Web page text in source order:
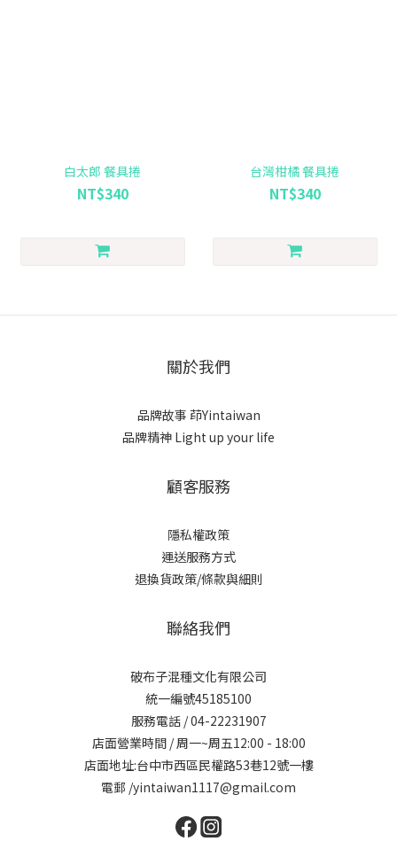
白太郎 餐具捲
NT$340
台灣柑橘 餐具捲
NT$340
關於我們
品牌故事 茚Yintaiwan
品牌精神 Light up your life
顧客服務
隱私權政策
運送服務方式
退換貨政策/條款與細則
聯絡我們
破布子混種文化有限公司
統一編號45185100
服務電話 / 04-22231907
店面營業時間 / 周一~周五12:00 - 18:00
店面地址:台中市西區民權路53巷12號一樓
電郵 /yintaiwan1117@gmail.com